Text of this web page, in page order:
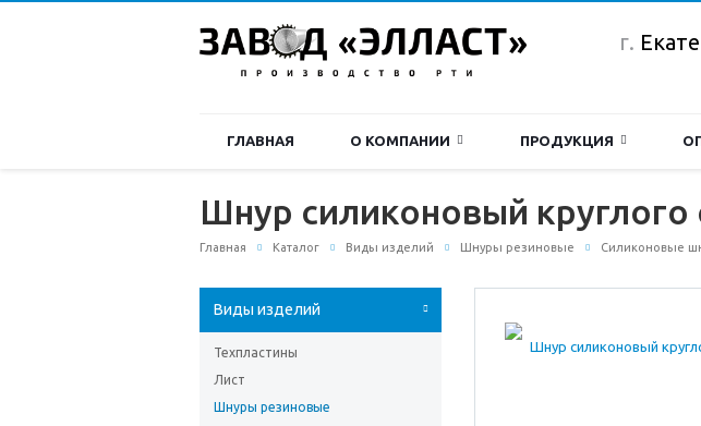
г.
ГЛАВНАЯ О КОМПАНИИ ПРОДУКЦИЯ
Шнур силиконовый
Главная Каталог Виды изделий Шнуры резиновые Силиконовые
Виды изделий
Техпластины
Лист
Шнуры резиновые